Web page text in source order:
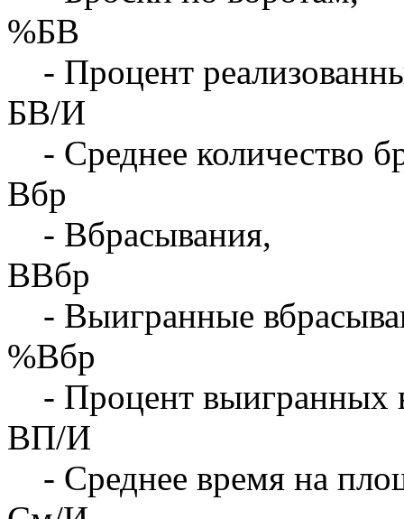
%БВ
- Процент
БВ/И
- Среднее количество
Вбр
- Вбрасывания,
ВВбр
- Выигранные
%Вбр
- Процент выигранных
ВП/И
- Среднее время на